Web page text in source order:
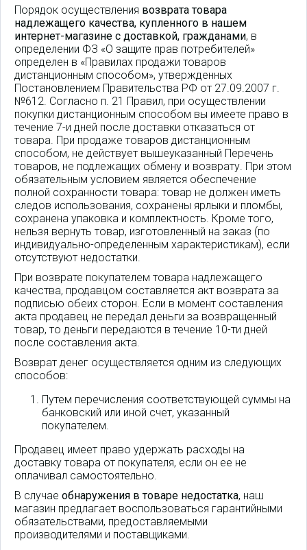
Порядок осуществления возврата товара
надлежащего качества, купленного в нашем
интернет-магазине с доставкой, гражданами, в
определении ФЗ «О защите прав потребителей»
определен в «Правилах продажи товаров
дистанционным способом», утвержденных
Постановлением Правительства РФ от 27.09.2007 г.
№612. Согласно п. 21 Правил, при осуществлении
покупки дистанционным способом вы имеете право в
течение 7-и дней после доставки отказаться от
товара. При продаже товаров дистанционным
способом, не действует вышеуказанный Перечень
товаров, не подлежащих обмену и возврату. При этом
обязательным условием является обеспечение
полной сохранности товара: товар не должен иметь
следов использования, сохранены ярлыки и пломбы,
сохранена упаковка и комплектность. Кроме того,
нельзя вернуть товар, изготовленный на заказ (по
индивидуально-определенным характеристикам), если
отсутствуют недостатки.
При возврате покупателем товара надлежащего
качества, продавцом составляется акт возврата за
подписью обеих сторон. Если в момент составления
акта продавец не передал деньги за возвращенный
товар, то деньги передаются в течение 10-ти дней
после составления акта.
Возврат денег осуществляется одним из следующих
способов:
Путем перечисления соответствующей суммы на
банковский или иной счет, указанный
покупателем.
Продавец имеет право удержать расходы на
доставку товара от покупателя, если он ее не
оплачивал самостоятельно.
В случае обнаружения в товаре недостатка, наш
магазин предлагает воспользоваться гарантийными
обязательствами, предоставляемыми
производителями и поставщиками.